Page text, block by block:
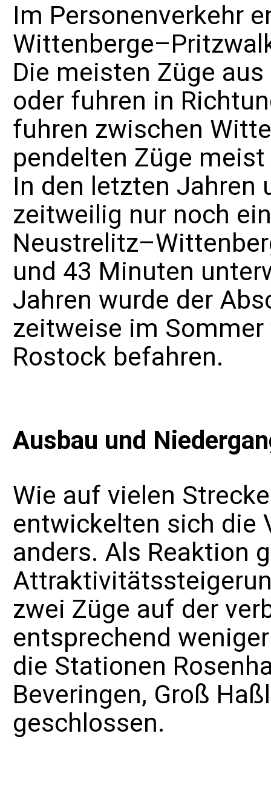
Im Personenverkehr
Die meisten Züge
oder fuhren in
fuhren zwischen
pendelten Züge
In den letzten Jahren
zeitweilig nur noch
und 43 Minuten
Jahren wurde der
zeitweise im
Rostock befahren.
Ausbau und
Wie auf vielen
entwickelten sich die
anders. Als Reaktion
zwei Züge auf der
entsprechend
die Stationen
Beveringen, Groß
geschlossen.